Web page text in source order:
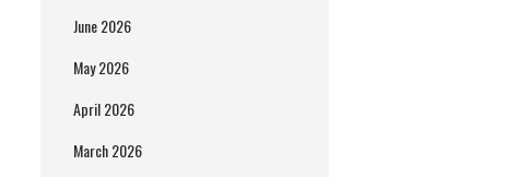
June 2026
May 2026
April 2026
March 2026